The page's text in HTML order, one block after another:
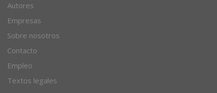
Autores
Empresas
Sobre nosotros
Contacto
Empleo
Textos legales